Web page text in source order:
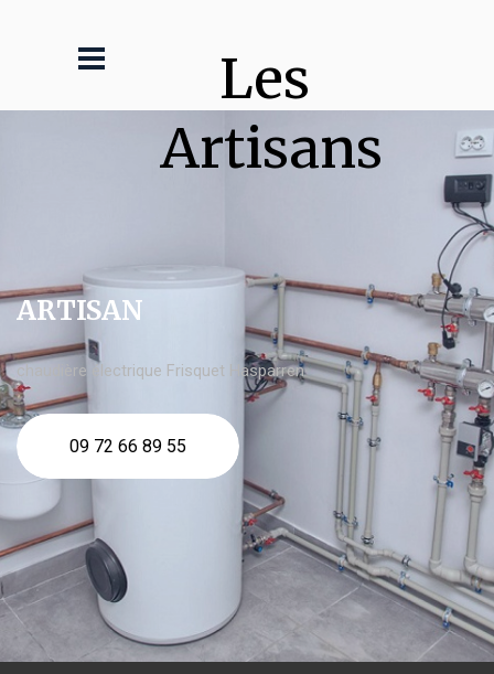
Les
Artisans
ARTISAN
chaudière électrique Frisquet Hasparren
09 72 66 89 55